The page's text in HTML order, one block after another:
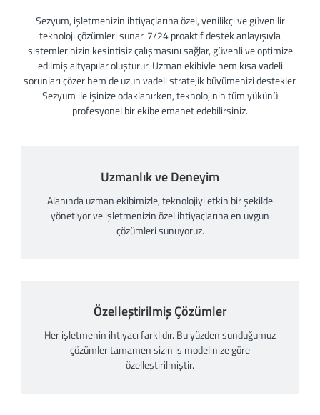
Sezyum, işletmenizin ihtiyaçlarına özel, yenilikçi ve güvenilir
teknoloji çözümleri sunar. 7/24 proaktif destek anlayışıyla
sistemlerinizin kesintisiz çalışmasını sağlar, güvenli ve optimize
edilmiş altyapılar oluşturur. Uzman ekibiyle hem kısa vadeli
sorunları çözer hem de uzun vadeli stratejik büyümenizi destekler.
Sezyum ile işinize odaklanırken, teknolojinin tüm yükünü
profesyonel bir ekibe emanet edebilirsiniz.
Uzmanlık ve Deneyim
Alanında uzman ekibimizle, teknolojiyi etkin bir şekilde
yönetiyor ve işletmenizin özel ihtiyaçlarına en uygun
çözümleri sunuyoruz.
Özelleştirilmiş Çözümler
Her işletmenin ihtiyacı farklıdır. Bu yüzden sunduğumuz
çözümler tamamen sizin iş modelinize göre
özelleştirilmiştir.